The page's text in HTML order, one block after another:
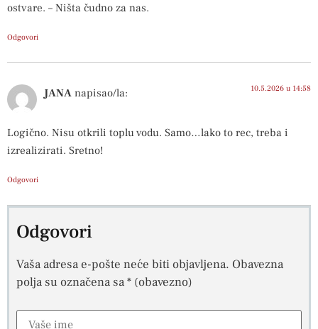
ostvare. – Ništa čudno za nas.
Odgovori
JANA napisao/la: 10.5.2026 u 14:58
Logično. Nisu otkrili toplu vodu. Samo…lako to rec, treba i
izrealizirati. Sretno!
Odgovori
Odgovori
Vaša adresa e-pošte neće biti objavljena. Obavezna
polja su označena sa* (obavezno)